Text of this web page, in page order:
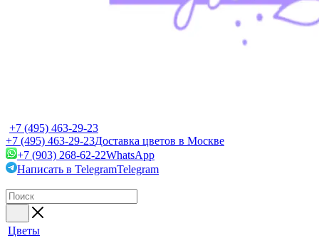
+7 (495) 463-29-23
+7 (495) 463-29-23Доставка цветов в Москве
+7 (903) 268-62-22WhatsApp
Написать в TelegramTelegram
Цветы